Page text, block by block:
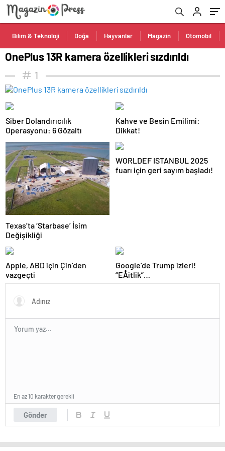
Bilim & Teknoloji Doğa Hayvanlar Magazin Otomobil
OnePlus 13R kamera özellikleri sızdırıldı
1
Siber Dolandırıcılık
Operasyonu: 6 Gözaltı
Kahve ve Besin Emilimi:
Dikkat!
Texas’ta ‘Starbase’ İsim
Değişikliği
WORLDEF ISTANBUL 2025
fuarı için geri sayım başladı!
Apple, ABD için Çin’den
vazgeçti
Google’de Trump izleri!
“EÅitlik”
ilkesiÂ rafaÂ kaldÄ±rÄ±lÄ±yor,
Gönder
En az 10 karakter gerekli